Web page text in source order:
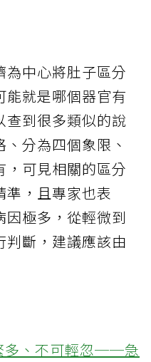
中心將肚子區分
能就是哪個器官有
查到很多類似的說
分為四個象限、
，可見相關的區分
準，且專家也表
極多，從輕微到
判斷，建議應該由
多、不可輕忽──急